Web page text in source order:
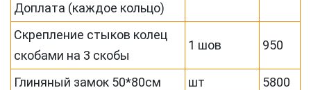
Доплата (каждое кольцо)
Скрепление стыков колец
скобами на 3 скобы
1 шов 950
Глиняный замок 50*80см шт
5800